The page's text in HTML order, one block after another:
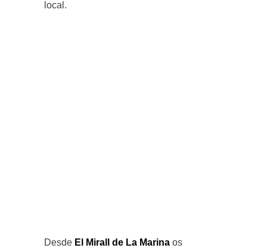
local.
Desde El Mirall de La Marina os